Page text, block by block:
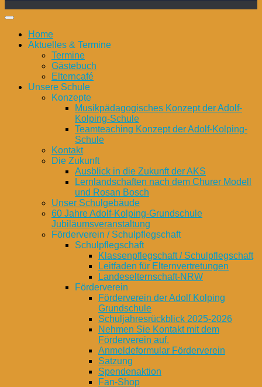
Home
Aktuelles & Termine
Termine
Gästebuch
Elterncafé
Unsere Schule
Konzepte
Musikpädagogisches Konzept der Adolf-
Kolping-Schule
Teamteaching Konzept der Adolf-Kolping-
Schule
Kontakt
Die Zukunft
Ausblick in die Zukunft der AKS
Lernlandschaften nach dem Churer Modell
und Rosan Bosch
Unser Schulgebäude
60 Jahre Adolf-Kolping-Grundschule
Jubiläumsveranstaltung
Förderverein / Schulpflegschaft
Schulpflegschaft
Klassenpflegschaft / Schulpflegschaft
Leitfaden für Elternvertretungen
Landeselternschaft-NRW
Förderverein
Förderverein der Adolf Kolping
Grundschule
Schuljahresrückblick 2025-2026
Nehmen Sie Kontakt mit dem
Förderverein auf.
Anmeldeformular Förderverein
Satzung
Spendenaktion
Fan-Shop